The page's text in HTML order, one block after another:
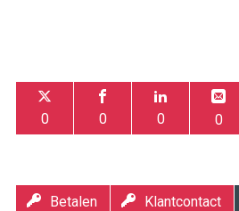
0 0 0 0
Betalen Klantcontact